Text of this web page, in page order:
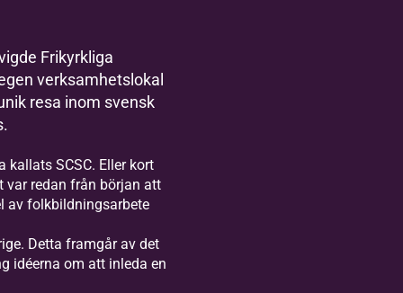
Frikyrkliga
verksamhetslokal
resa inom svensk
SCSC. Eller kort
var redan från början att
av folkbildningsarbete
Detta framgår av det
idéerna om att inleda en